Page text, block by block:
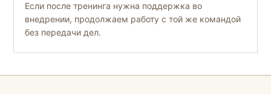
Если после тренинга нужна поддержка во
внедрении, продолжаем работу с той же командой
без передачи дел.